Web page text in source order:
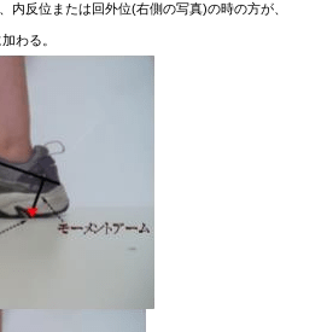
内反位または回外位(右側の写真)の時の方が、
わる。